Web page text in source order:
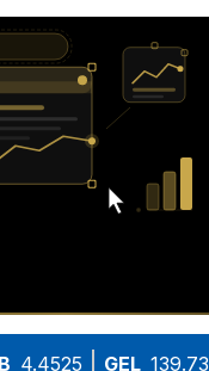
4.4525 GEL 139.73